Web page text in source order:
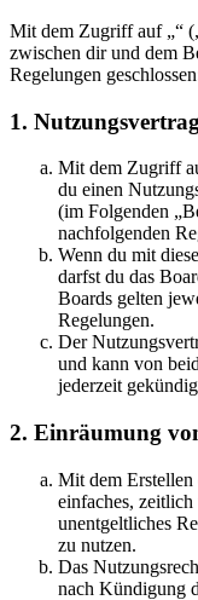
Mit dem Zugriff auf „“
zwischen dir und dem
Regelungen
1. Nutzungsvertrag
Mit dem Zugriff
du einen
(im Folgenden
nachfolgenden
Wenn du mit
darfst du das
Boards gelten
Regelungen.
Der
und kann von
jederzeit
2. Einräumung
Mit dem Erstellen
einfaches,
unentgeltliches
zu nutzen.
Das
nach Kündigung